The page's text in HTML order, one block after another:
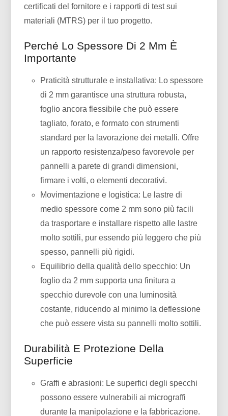
certificati del fornitore e i rapporti di test sui
materiali (MTRS) per il tuo progetto.
Perché Lo Spessore Di 2 Mm È
Importante
Praticità strutturale e installativa: Lo spessore
di 2 mm garantisce una struttura robusta,
foglio ancora flessibile che può essere
tagliato, forato, e formato con strumenti
standard per la lavorazione dei metalli. Offre
un rapporto resistenza/peso favorevole per
pannelli a parete di grandi dimensioni,
firmare i volti, o elementi decorativi.
Movimentazione e logistica: Le lastre di
medio spessore come 2 mm sono più facili
da trasportare e installare rispetto alle lastre
molto sottili, pur essendo più leggero che più
spesso, pannelli più rigidi.
Equilibrio della qualità dello specchio: Un
foglio da 2 mm supporta una finitura a
specchio durevole con una luminosità
costante, riducendo al minimo la deflessione
che può essere vista su pannelli molto sottili.
Durabilità E Protezione Della
Superficie
Graffi e abrasioni: Le superfici degli specchi
possono essere vulnerabili ai micrograffi
durante la manipolazione e la fabbricazione.